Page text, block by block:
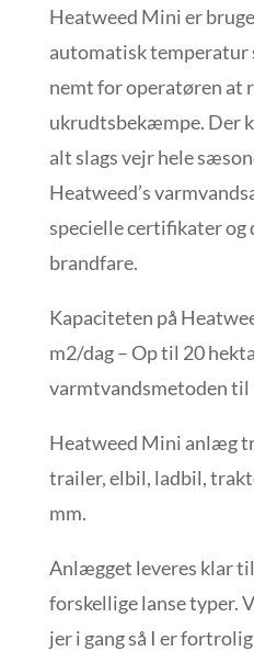
Heatweed Mini er
automatisk temperatur
nemt for operatøren at
ukrudtsbekæmpe. Der
alt slags vejr hele
Heatweed’s
specielle certifikater og
brandfare.
Kapaciteten på
m2/dag – Op til 20
varmtvandsmetoden til
Heatweed Mini anlæg
trailer, elbil, ladbil,
mm.
Anlægget leveres klar
forskellige lanse typer.
jer i gang så I er